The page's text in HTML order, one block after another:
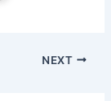
NEXT